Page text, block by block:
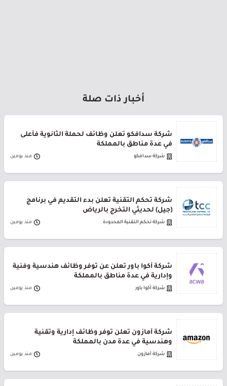
أخبار ذات صلة
شركة سدافكو تعلن وظائف لحملة الثانوية فأعلى
في عدة مناطق بالمملكة
شركة سدافكو منذ يومين
شركة تحكم التقنية تعلن بدء التقديم في برنامج
(جيل) لحديثي التخرج بالرياض
شركة تحكم التقنية المحدودة منذ يومين
شركة أكوا باور تعلن عن توفر وظائف هندسية وفنية
وإدارية في عدة مناطق بالمملكة
شركة أكوا باور منذ يومين
شركة أمازون تعلن توفر وظائف إدارية وتقنية
وهندسية في عدة مدن بالمملكة
شركة أمازون منذ يومين